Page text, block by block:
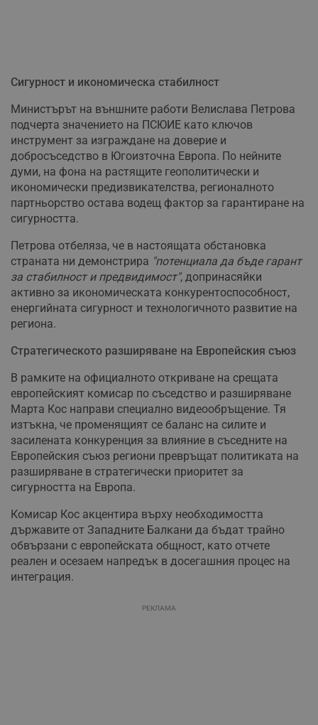
Сигурност и икономическа стабилност
Министърът на външните работи Велислава Петрова
подчерта значението на ПСЮИЕ като ключов
инструмент за изграждане на доверие и
добросъседство в Югоизточна Европа. По нейните
думи, на фона на растящите геополитически и
икономически предизвикателства, регионалното
партньорство остава водещ фактор за гарантиране на
сигурността.
Петрова отбеляза, че в настоящата обстановка
страната ни демонстрира "потенциала да бъде гарант
за стабилност и предвидимост", допринасяйки
активно за икономическата конкурентоспособност,
енергийната сигурност и технологичното развитие на
региона.
Стратегическото разширяване на Европейския съюз
В рамките на официалното откриване на срещата
европейският комисар по съседство и разширяване
Марта Кос направи специално видеообръщение. Тя
изтъкна, че променящият се баланс на силите и
засилената конкуренция за влияние в съседните на
Европейския съюз региони превръщат политиката на
разширяване в стратегически приоритет за
сигурността на Европа.
Комисар Кос акцентира върху необходимостта
държавите от Западните Балкани да бъдат трайно
обвързани с европейската общност, като отчете
реален и осезаем напредък в досегашния процес на
интеграция.
РЕКЛАМА